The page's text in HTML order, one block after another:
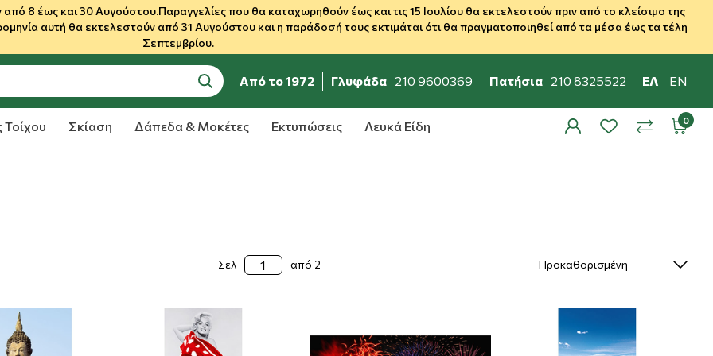
8 έως και 30 Αυγούστου.Παραγγελίες που θα καταχωρηθούν έως και τις 15 Ιουλίου θα εκτελεστούν πριν από το κλείσιμο της
αυτή θα εκτελεστούν από 31 Αυγούστου και η παράδοσή τους εκτιμάται ότι θα πραγματοποιηθεί από τα μέσα έως τα τέλη
Σεπτεμβρίου.
search
Από το 1972 Γλυφάδα 210 9600369 Πατήσια 210 8325522 ΕΛ EN
Τοίχου Σκίαση Δάπεδα & Μοκέτες Εκτυπώσεις Λευκά Είδη profilewishlistcompare
Σελ από 2